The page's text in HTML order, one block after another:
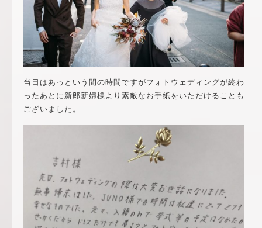
当日はあっという間の時間ですがフォトウェディングが終わ
ったあとに新郎新婦様より素敵なお手紙をいただけることも
ございました。